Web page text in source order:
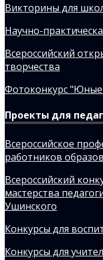
Викторины для
Научно-
Всероссийский
творчества
Фотоконкурс
Проекты для
Всероссийское
работников
Всероссийский
мастерства
Ушинского
Конкурсы для
Конкурсы для